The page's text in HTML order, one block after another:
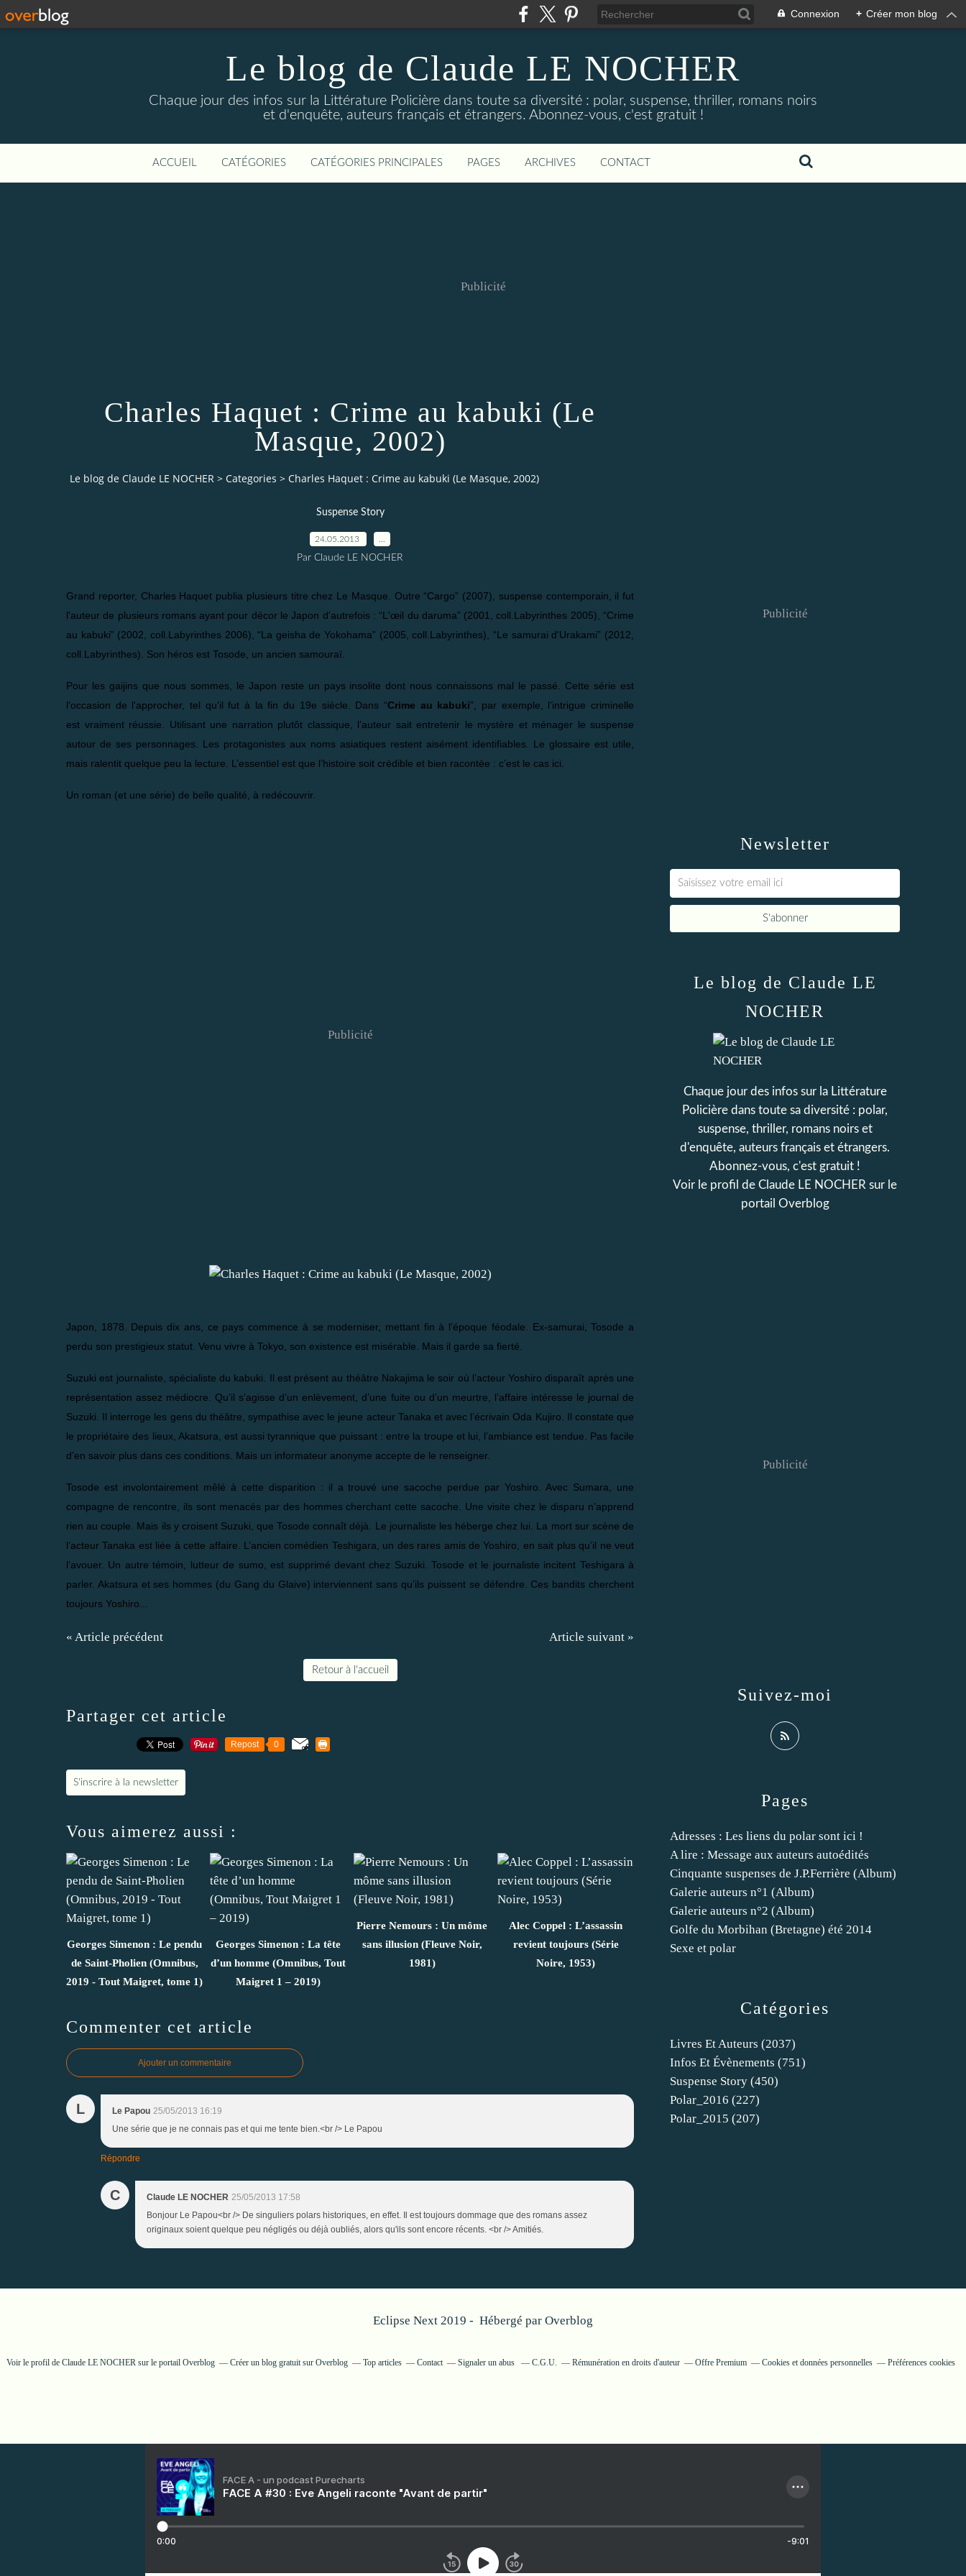
Connexion + Créer mon blog
Le blog de Claude LE NOCHER
Chaque jour des infos sur la Littérature Policière dans toute sa diversité : polar, suspense, thriller, romans noirs
et d'enquête, auteurs français et étrangers. Abonnez-vous, c'est gratuit !
ACCUEIL CATÉGORIES CATÉGORIES PRINCIPALES PAGES ARCHIVES CONTACT
Publicité
Charles Haquet : Crime au kabuki (Le
Masque, 2002)
Le blog de Claude LE NOCHER > Categories > Charles Haquet : Crime au kabuki (Le Masque, 2002)
Suspense Story
24.05.2013
Par Claude LE NOCHER
Grand reporter, Charles Haquet publia plusieurs titre chez Le Masque. Outre “Cargo” (2007), suspense contemporain, il fut
l'auteur de plusieurs romans ayant pour décor le Japon d'autrefois : “L'œil du daruma” (2001, coll.Labyrinthes 2005), “Crime
au kabuki” (2002, coll.Labyrinthes 2006), “La geisha de Yokohama” (2005, coll.Labyrinthes), “Le samurai d'Urakami” (2012,
coll.Labyrinthes). Son héros est Tosode, un ancien samouraï.
Pour les gaijins que nous sommes, le Japon reste un pays insolite dont nous connaissons mal le passé. Cette série est
l’occasion de l'approcher, tel qu’il fut à la fin du 19e siècle. Dans “Crime au kabuki”, par exemple, l’intrigue criminelle
est vraiment réussie. Utilisant une narration plutôt classique, l’auteur sait entretenir le mystère et ménager le suspense
autour de ses personnages. Les protagonistes aux noms asiatiques restent aisément identifiables. Le glossaire est utile,
mais ralentit quelque peu la lecture. L’essentiel est que l’histoire soit crédible et bien racontée : c’est le cas ici.
Un roman (et une série) de belle qualité, à redécouvrir.
Publicité
Japon, 1878. Depuis dix ans, ce pays commence à se moderniser, mettant fin à l’époque féodale. Ex-samurai, Tosode a
perdu son prestigieux statut. Venu vivre à Tokyo, son existence est misérable. Mais il garde sa fierté.
Suzuki est journaliste, spécialiste du kabuki. Il est présent au théâtre Nakajima le soir où l’acteur Yoshiro disparaît après une
représentation assez médiocre. Qu’il s’agisse d’un enlèvement, d’une fuite ou d’un meurtre, l’affaire intéresse le journal de
Suzuki. Il interroge les gens du théâtre, sympathise avec le jeune acteur Tanaka et avec l’écrivain Oda Kujiro. Il constate que
le propriétaire des lieux, Akatsura, est aussi tyrannique que puissant : entre la troupe et lui, l’ambiance est tendue. Pas facile
d’en savoir plus dans ces conditions. Mais un informateur anonyme accepte de le renseigner.
Tosode est involontairement mêlé à cette disparition : il a trouvé une sacoche perdue par Yoshiro. Avec Sumara, une
compagne de rencontre, ils sont menacés par des hommes cherchant cette sacoche. Une visite chez le disparu n’apprend
rien au couple. Mais ils y croisent Suzuki, que Tosode connaît déjà. Le journaliste les héberge chez lui. La mort sur scène de
l’acteur Tanaka est liée à cette affaire. L’ancien comédien Teshigara, un des rares amis de Yoshiro, en sait plus qu’il ne veut
l’avouer. Un autre témoin, lutteur de sumo, est supprimé devant chez Suzuki. Tosode et le journaliste incitent Teshigara à
parler. Akatsura et ses hommes (du Gang du Glaive) interviennent sans qu’ils puissent se défendre. Ces bandits cherchent
toujours Yoshiro...
« Article précédent Article suivant »
Retour à l'accueil
Partager cet article
Repost 0
S'inscrire à la newsletter
Vous aimerez aussi :
Georges Simenon : Le pendu
de Saint-Pholien (Omnibus,
2019 - Tout Maigret, tome 1)
Georges Simenon : La tête
d’un homme (Omnibus, Tout
Maigret 1 – 2019)
Pierre Nemours : Un môme
sans illusion (Fleuve Noir,
1981)
Alec Coppel : L’assassin
revient toujours (Série
Noire, 1953)
Commenter cet article
Ajouter un commentaire
L Le Papou 25/05/2013 16:19
Une série que je ne connais pas et qui me tente bien.<br /> Le Papou
Répondre
C Claude LE NOCHER 25/05/2013 17:58
Bonjour Le Papou<br /> De singuliers polars historiques, en effet. Il est toujours dommage que des romans assez
originaux soient quelque peu négligés ou déjà oubliés, alors qu'ils sont encore récents. <br /> Amitiés.
Newsletter
Publicité
Catégories
Livres Et Auteurs (2037)
Infos Et Évènements (751)
Suspense Story (450)
Polar_2016 (227)
Polar_2015 (207)
Pages
Adresses : Les liens du polar sont ici !
A lire : Message aux auteurs autoédités
Cinquante suspenses de J.P.Ferrière (Album)
Galerie auteurs n°1 (Album)
Galerie auteurs n°2 (Album)
Golfe du Morbihan (Bretagne) été 2014
Sexe et polar
Le blog de Claude LE
NOCHER
Chaque jour des infos sur la Littérature
Policière dans toute sa diversité : polar,
suspense, thriller, romans noirs et
d'enquête, auteurs français et étrangers.
Abonnez-vous, c'est gratuit !
Voir le profil de Claude LE NOCHER sur le
portail Overblog
Suivez-moi
Publicité
Eclipse Next 2019 - Hébergé par Overblog
Voir le profil de Claude LE NOCHER sur le portail Overblog Créer un blog gratuit sur Overblog Top articles Contact Signaler un abus C.G.U. Rémunération en droits d'auteur Offre Premium Cookies et données personnelles Préférences cookies
FACE A - un podcast Purecharts
FACE A #30 : Eve Angeli raconte "Avant de partir"
0:00 -9:01